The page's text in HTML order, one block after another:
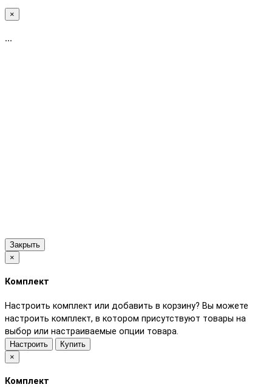
×
...
Закрыть
×
Комплект
Настроить комплект или добавить в корзину? Вы можете
настроить комплект, в котором присутствуют товары на
выбор или настраиваемые опции товара.
Настроить
Купить
×
Комплект